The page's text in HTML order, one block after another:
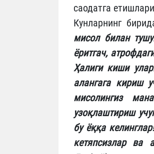
саодатга
Кунларнинг
мисол билан
ёритгач,
Ҳалиги киши
алангага кириш
мисолингиз
узоқлаштириш
бу ёққа
кетяпсизлар ва